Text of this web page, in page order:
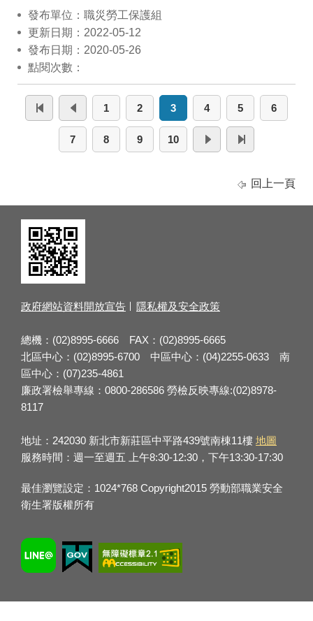
發布單位：職災勞工保護組
更新日期：2022-05-12
發布日期：2020-05-26
點閱次數：
1 2 3 4 5 6
7 8 9 10
回上一頁
政府網站資料開放宣告 隱私權及安全政策
總機：(02)8995-6666 FAX：(02)8995-6665
北區中心：(02)8995-6700 中區中心：(04)2255-0633 南
區中心：(07)235-4861
廉政署檢舉專線：0800-286586 勞檢反映專線:(02)8978-
8117
地址：242030 新北市新莊區中平路439號南棟11樓 地圖
服務時間：週一至週五 上午8:30-12:30，下午13:30-17:30
最佳瀏覽設定：1024*768 Copyright2015 勞動部職業安全
衛生署版權所有